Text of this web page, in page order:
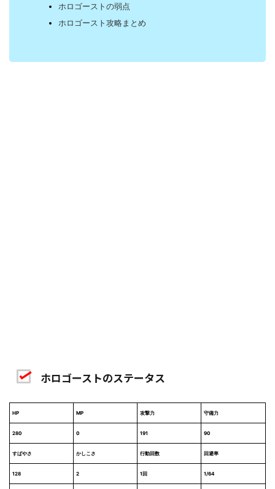
ホロゴーストの弱点
ホロゴースト攻略まとめ
ホロゴーストのステータス
HP MP 攻撃力 守備力
280 0 191 90
すばやさ かしこさ 行動回数 回避率
128 2 1回 1/64